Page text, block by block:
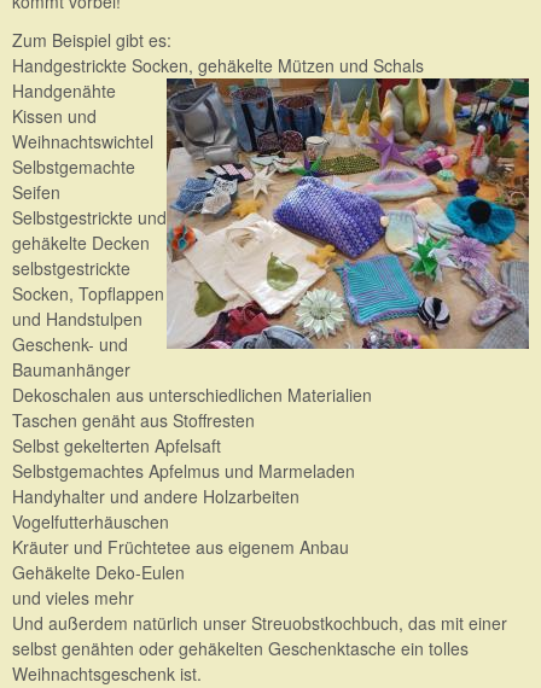
Zum Beispiel gibt es:
Handgestrickte Socken, gehäkelte Mützen und Schals
Handgenähte
Kissen und
Weihnachtswichtel
Selbstgemachte
Seifen
Selbstgestrickte und
gehäkelte Decken
selbstgestrickte
Socken, Topflappen
und Handstulpen
Geschenk- und
Baumanhänger
Dekoschalen aus unterschiedlichen Materialien
Taschen genäht aus Stoffresten
Selbst gekelterten Apfelsaft
Selbstgemachtes Apfelmus und Marmeladen
Handyhalter und andere Holzarbeiten
Vogelfutterhäuschen
Kräuter und Früchtetee aus eigenem Anbau
Gehäkelte Deko-Eulen
und vieles mehr
Und außerdem natürlich unser Streuobstkochbuch, das mit einer
selbst genähten oder gehäkelten Geschenktasche ein tolles
Weihnachtsgeschenk ist.